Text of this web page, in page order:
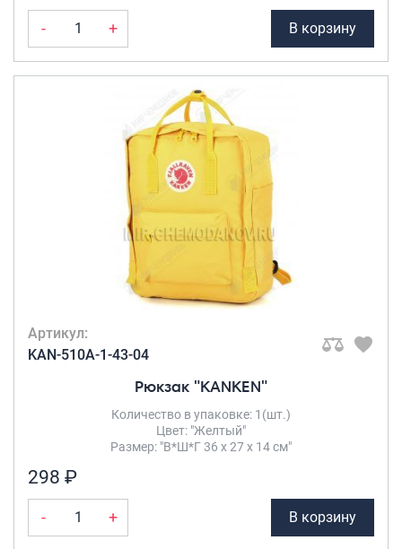
- + В корзину
Артикул:
KAN-510A-1-43-04
Рюкзак "KANKEN"
Количество в упаковке: 1(шт.)
Цвет: "Желтый"
Размер: "В*Ш*Г 36 х 27 х 14 см"
298 ₽
- + В корзину